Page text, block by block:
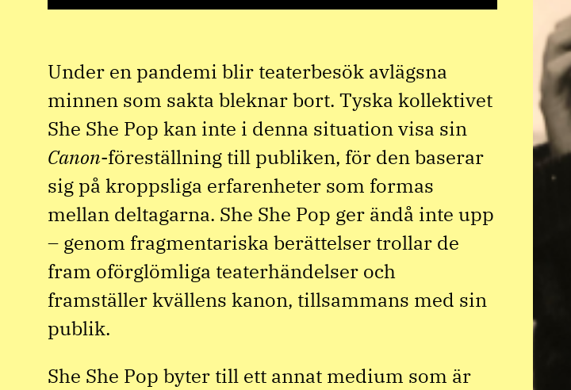
Under en pandemi blir teaterbesök avlägsna
minnen som sakta bleknar bort. Tyska kollektivet
She She Pop kan inte i denna situation visa sin
Canon-föreställning till publiken, för den baserar
sig på kroppsliga erfarenheter som formas
mellan deltagarna. She She Pop ger ändå inte upp
– genom fragmentariska berättelser trollar de
fram oförglömliga teaterhändelser och
framställer kvällens kanon, tillsammans med sin
publik.
She She Pop byter till ett annat medium som är